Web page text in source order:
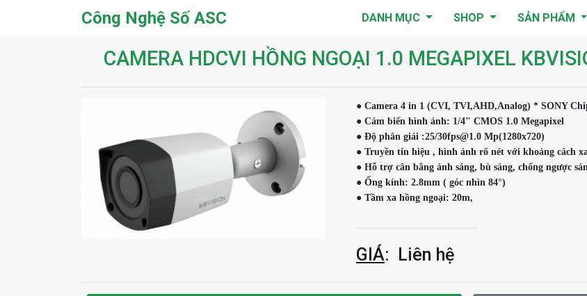
Công Nghệ Số ASC DANH MỤC SHOP SẢN PHẨM
CAMERA HDCVI HỒNG NGOẠI 1.0 MEGAPIXEL
● Camera 4 in 1 (CVI, TVI,AHD,Analog) * SONY
● Cảm biến hình ảnh: 1/4" CMOS 1.0 Megapixel
● Độ phân giải :25/30fps@1.0 Mp(1280x720)
● Truyền tín hiệu , hình ảnh rõ nét với khoảng cách
● Hỗ trợ cân bằng ánh sáng, bù sáng, chống ngược
● Ống kính: 2.8mm ( góc nhìn 84°)
● Tầm xa hồng ngoại: 20m,
GIÁ: Liên hệ